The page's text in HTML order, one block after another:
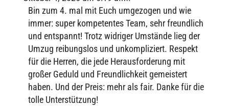
Bin zum 4. mal mit Euch umge­zo­gen und wie
immer: super kompe­ten­tes Team, sehr freund­lich
und entspannt! Trotz widri­ger Umstände lieg der
Umzug reibungs­los und unkom­pli­ziert. Respekt
für die Herren, die jede Heraus­for­de­rung mit
großer Geduld und Freund­lich­keit gemeis­tert
haben. Und der Preis: mehr als fair. Danke für die
tolle Unterstützung!